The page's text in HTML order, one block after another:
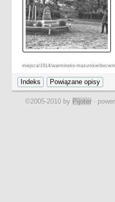
miejsca/1914/warminsko-mazurskie/
©2005-2010 by Pijoter ·